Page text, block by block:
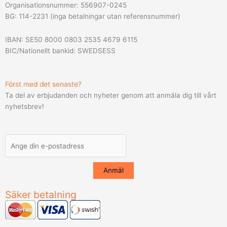
Organisationsnummer: 556907-0245
BG: 114-2231 (inga betalningar utan referensnummer)
IBAN: SE50 8000 0803 2535 4679 6115
BIC/Nationellt bankid: SWEDSESS
Först med det senaste?
Ta del av erbjudanden och nyheter genom att anmäla dig till vårt
nyhetsbrev!
Säker betalning